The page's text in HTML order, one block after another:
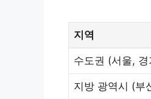
지역
수도권 (서울, 경
지방 광역시 (부